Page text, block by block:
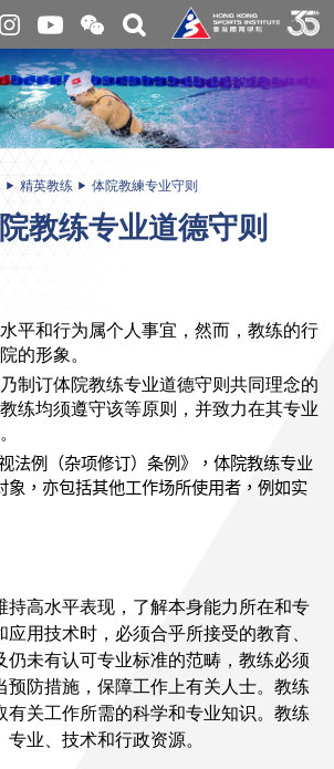
开
合
微
信
二
维
码
关
搜
寻
精英教练 体院教練专业守则
教练专业道德守则
平和行为属个人事宜，然而，教练的行
的形象。
制订体院教练专业道德守则共同理念的
练均须遵守该等原则，并致力在其专业
法例（杂项修订） 条例》，体院教练专业
象，亦包括其他工作场所使用者，例如实
持高水平表现，了解本身能力所在和专
用技术时，必须合乎所接受的教育、
仍未有认可专业标准的范畴，教练必须
预防措施，保障工作上有关人士。教练
有关工作所需的科学和专业知识。教练
业、技术和行政资源。